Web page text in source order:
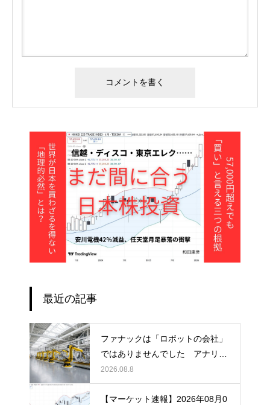
最近の記事
ファナックは「ロボットの会社」
ではありませんでした アナリス
トレポートが書かない、営業利益
率23%の正体
2026.08.8
【マーケット速報】2026年08月0